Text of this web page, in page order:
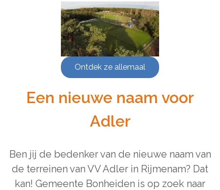
Ontdek ze allemaal
Een nieuwe naam voor
Adler
Ben jij de bedenker van de nieuwe naam van
de terreinen van VV Adler in Rijmenam? Dat
kan! Gemeente Bonheiden is op zoek naar